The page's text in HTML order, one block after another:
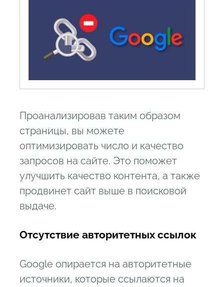
Проанализировав таким образом
страницы, вы можете
оптимизировать число и качество
запросов на сайте. Это поможет
улучшить качество контента, а также
продвинет сайт выше в поисковой
выдаче.
Отсутствие авторитетных ссылок
Google опирается на авторитетные
источники, которые ссылаются на